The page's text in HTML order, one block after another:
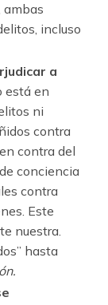
ambas
incluso
a
está en
ni
contra
contra del
conciencia
contra
Este
nuestra.
hasta